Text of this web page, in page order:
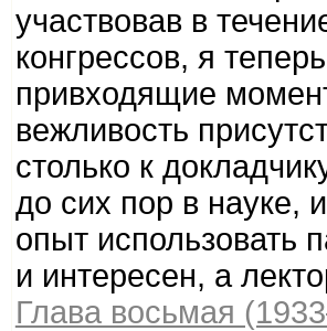
участвовав в
конгрессов, я
привходящие
вежливость
столько к
до сих пор в науке,
опыт использовать
и интересен, а
Глава восьмая